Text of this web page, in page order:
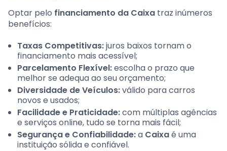
Optar pelo financiamento da Caixa traz inúmeros
benefícios:
Taxas Competitivas:juros baixos tornam o
financiamento mais acessível;
Parcelamento Flexível:escolha o prazo que
melhor se adequa ao seu orçamento;
Diversidade de Veículos:válido para carros
novos e usados;
Facilidade e Praticidade:com múltiplas agências
e serviços online, tudo se torna mais fácil;
Segurança e Confiabilidade:a Caixaé uma
instituição sólida e confiável.